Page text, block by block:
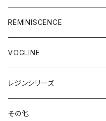
REMINISCENCE
VOGLINE
レジンシリーズ
その他